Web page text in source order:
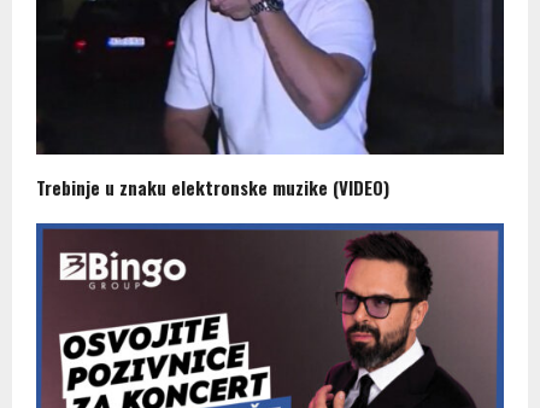
Trebinje u znaku elektronske muzike (VIDEO)